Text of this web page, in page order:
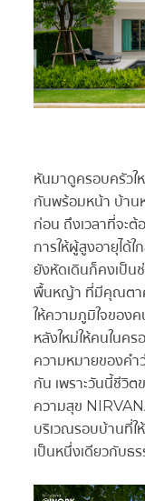
หันมาดูครอบครัว
กันพร้อมหน้า บ้านห
ก่อน ถึงเวลาที่จะ
การให้ผู้สูงอายุได้
ยังหัดเดินก็คงเป็น
พื้นหญ้า ที่มีคุณตาคุ
ให้ความภูมิใจของ
หลังใหม่ให้คนในค
ความหมายของคำ
กัน เพราะวันนี้ชีวิ
ความสุข
บริเวณรอบบ้านที่ใ
เป็นหนึ่งเดียวกับธ